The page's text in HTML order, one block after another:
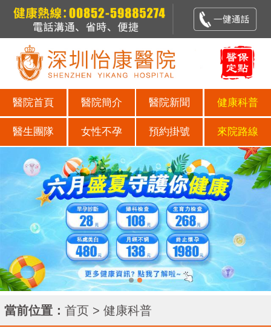
醫院首頁 醫院簡介 醫院新聞 健康科普
醫生團隊 女性不孕 預約掛號 來院路線
當前位置： 首页 > 健康科普